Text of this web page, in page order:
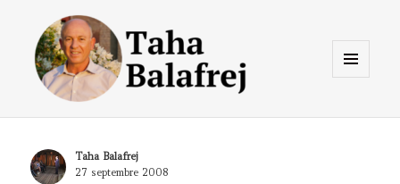
Taha Balafrej Blog
Author
Taha Balafrej
Posted
27 septembre 2008